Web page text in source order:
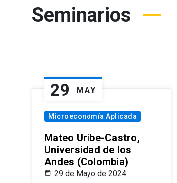
Seminarios
29 MAY
Microeconomía Aplicada
Mateo Uribe-Castro,
Universidad de los
Andes (Colombia)
29 de Mayo de 2024